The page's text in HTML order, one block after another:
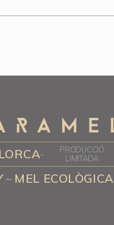
-
PRODUCCIÓ
LIMITADA
~ MEL ECOLÒGICA